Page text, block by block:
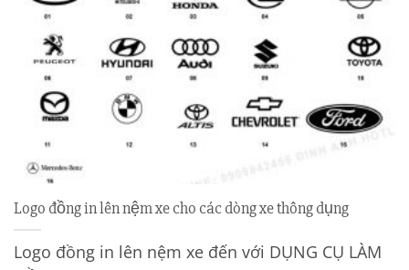
Logo đồng in lên nệm xe cho các dòng xe thông dụng
Logo đồng in lên nệm xe đến với DỤNG CỤ LÀM